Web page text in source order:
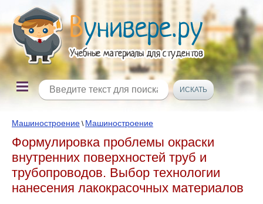
Машиностроение \ Машиностроение
Формулировка проблемы окраски
внутренних поверхностей труб и
трубопроводов. Выбор технологии
нанесения лакокрасочных материалов